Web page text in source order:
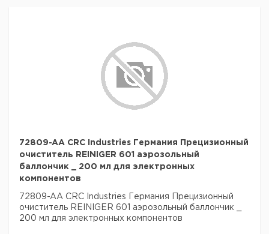
72809-AA CRC Industries Германия Прецизионный
очиститель REINIGER 601 аэрозольный
баллончик _ 200 мл для электронных
компонентов
72809-AA CRC Industries Германия Прецизионный
очиститель REINIGER 601 аэрозольный баллончик _
200 мл для электронных компонентов